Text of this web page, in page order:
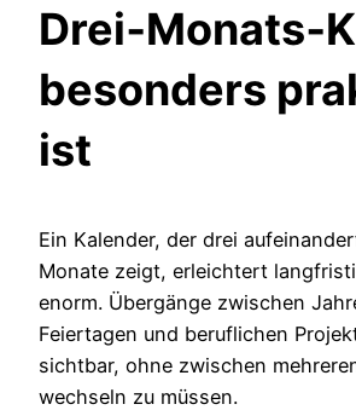
besonders
ist
Ein Kalender, der drei
Monate zeigt, erleichtert
enorm. Übergänge zwischen
Feiertagen und beruflichen
sichtbar, ohne zwischen
wechseln zu müssen.